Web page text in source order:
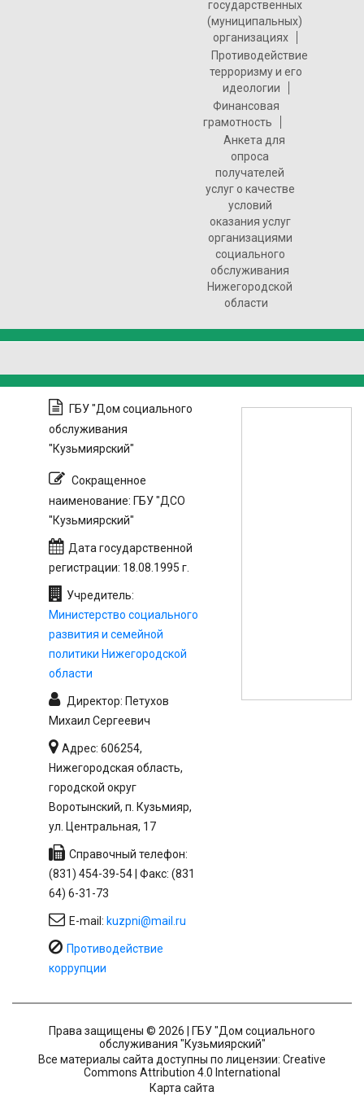
государственных
(муниципальных)
организациях
Противодействие
терроризму и его
идеологии
Финансовая
грамотность
Анкета для
опроса
получателей
услуг о качестве
условий
оказания услуг
организациями
социального
обслуживания
Нижегородской
области
ГБУ "Дом социального
обслуживания
"Кузьмиярский"
Сокращенное
наименование: ГБУ "ДСО
"Кузьмиярский"
Дата государственной
регистрации: 18.08.1995 г.
Учредитель:
Министерство социального
развития и семейной
политики Нижегородской
области
Директор: Петухов
Михаил Сергеевич
Адрес: 606254,
Нижегородская область,
городской округ
Воротынский, п. Кузьмияр,
ул. Центральная, 17
Справочный телефон:
(831) 454-39-54 | Факс: (831
64) 6-31-73
E-mail: kuzpni@mail.ru
Противодействие
коррупции
Права защищены © 2026 | ГБУ "Дом социального
обслуживания "Кузьмиярский"
Все материалы сайта доступны по лицензии: Creative
Commons Attribution 4.0 International
Карта сайта